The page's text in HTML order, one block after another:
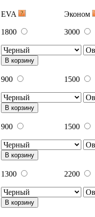
EVA
Эконом
1800 3000
В корзину
900 1500
В корзину
900 1500
В корзину
1300 2200
В корзину